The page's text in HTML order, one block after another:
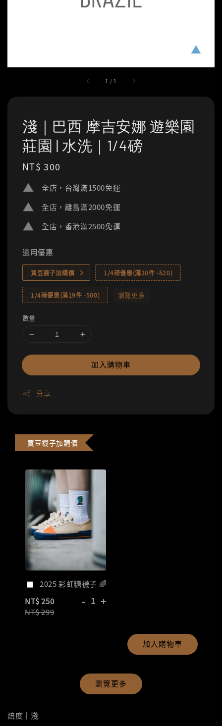
1 / 1
淺｜巴西 摩吉安娜 遊樂園
莊園 | 水洗｜1/4磅
Regular
NT$ 300
全店，台灣滿1500免運
全店，離島滿2000免運
全店，香港滿2500免運
適用優惠
買豆襪子加購價 1/4磅優惠(滿20件 -520)
1/4磅優惠(滿19件 -500) 瀏覽更多
數量
加入購物車
分享
買豆襪子加購價
2025 彩虹糖襪子 🌈
NT$ 250
NT$ 299
- +
加入購物車
瀏覽更多
焙度｜淺